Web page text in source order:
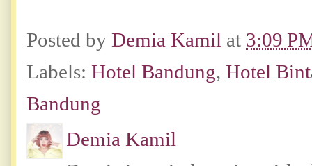
Posted by Demia Kamil at 3:09
Labels: Hotel Bandung, Hotel
Bandung
Demia Kamil